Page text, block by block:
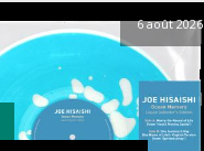
6 août 2026